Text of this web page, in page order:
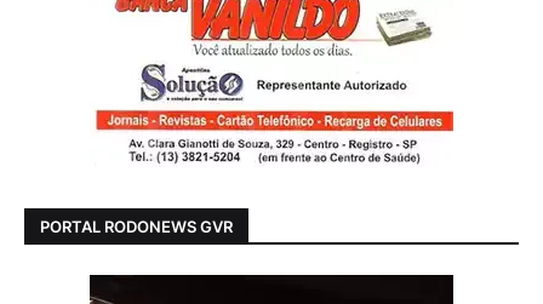
PORTAL RODONEWS GVR